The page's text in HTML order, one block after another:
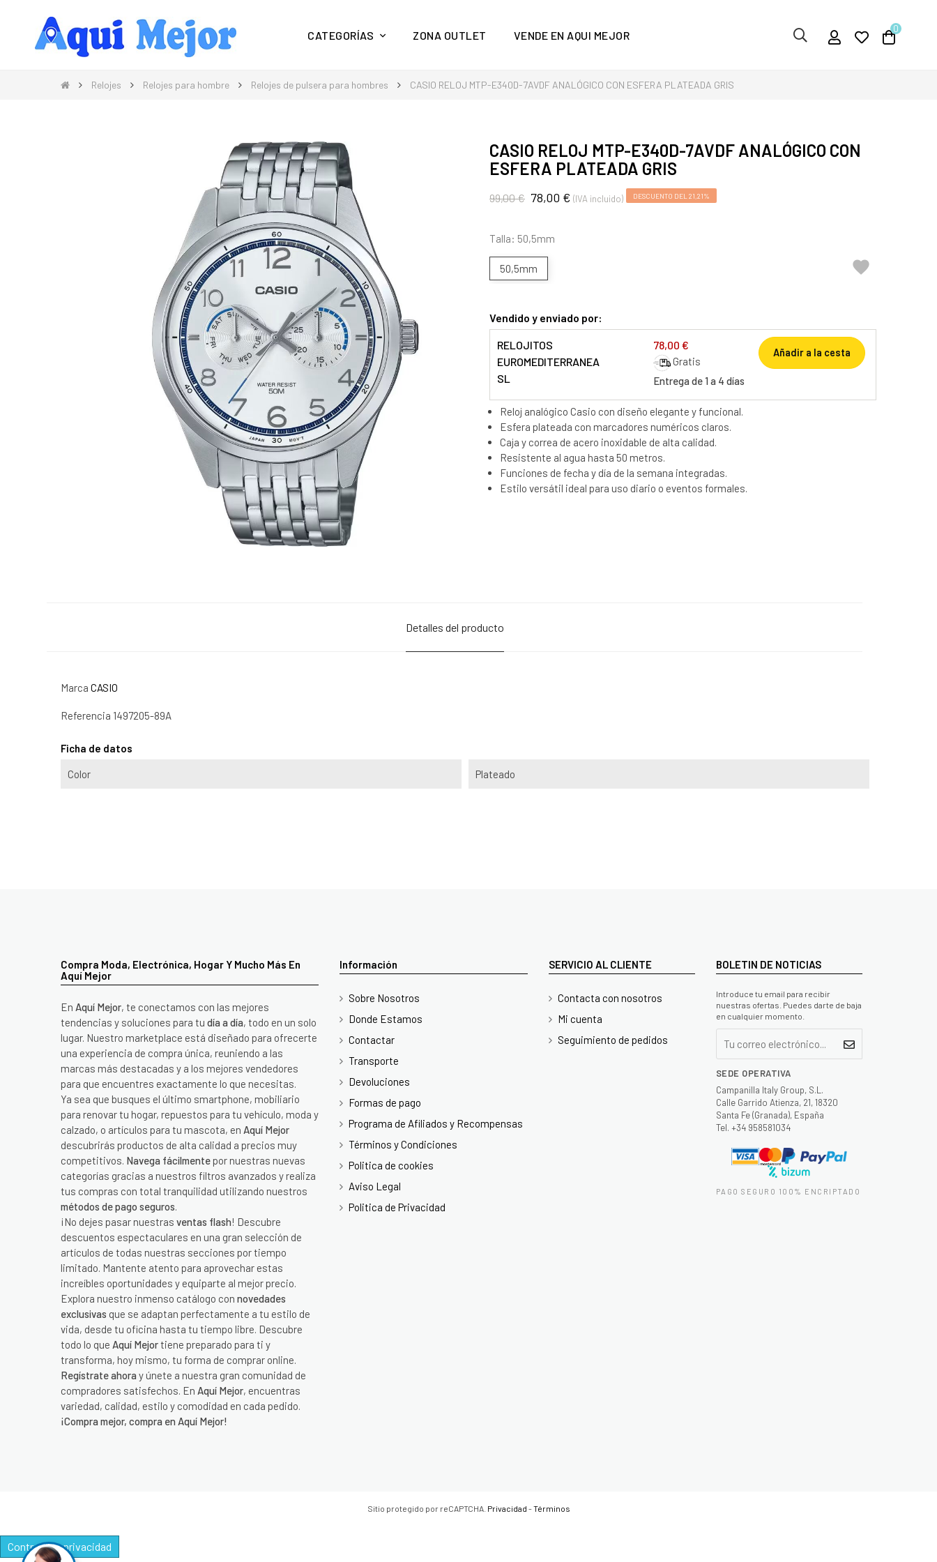
Compra Moda, Electrónica, Hogar y mucho más en Aquí Mejor
CATEGORÍAS ZONA OUTLET VENDE EN AQUI MEJOR 0
Relojes Relojes para hombre Relojes de pulsera para hombres CASIO RELOJ MTP-E340D-7AVDF ANALÓGICO CON ESFERA PLATEADA GRIS
CASIO RELOJ MTP-E340D-7AVDF ANALÓGICO CON
ESFERA PLATEADA GRIS
99,00 € 78,00 € (IVA incluido) DESCUENTO DEL 21,21%
Talla: 50,5mm
50,5mm 
Vendido y enviado por:
RELOJITOS
EUROMEDITERRANEA
SL
78,00 €
Gratis
Entrega de 1 a 4 días
Añadir a la cesta
Reloj analógico Casio con diseño elegante y funcional.
Esfera plateada con marcadores numéricos claros.
Caja y correa de acero inoxidable de alta calidad.
Resistente al agua hasta 50 metros.
Funciones de fecha y día de la semana integradas.
Estilo versátil ideal para uso diario o eventos formales.
Detalles del producto
Marca CASIO
Referencia 1497205-89A
Ficha de datos
Color Plateado
Compra Moda, Electrónica, Hogar Y Mucho Más En
Aquí Mejor
En Aquí Mejor, te conectamos con las mejores
tendencias y soluciones para tu día a día, todo en un solo
lugar. Nuestro marketplace está diseñado para ofrecerte
una experiencia de compra única, reuniendo a las
marcas más destacadas y a los mejores vendedores
para que encuentres exactamente lo que necesitas.
Ya sea que busques el último smartphone, mobiliario
para renovar tu hogar, repuestos para tu vehículo, moda y
calzado, o artículos para tu mascota, en Aquí Mejor
descubrirás productos de alta calidad a precios muy
competitivos. Navega fácilmente por nuestras nuevas
categorías gracias a nuestros filtros avanzados y realiza
tus compras con total tranquilidad utilizando nuestros
métodos de pago seguros.
¡No dejes pasar nuestras ventas flash! Descubre
descuentos espectaculares en una gran selección de
artículos de todas nuestras secciones por tiempo
limitado. Mantente atento para aprovechar estas
increíbles oportunidades y equiparte al mejor precio.
Explora nuestro inmenso catálogo con novedades
exclusivas que se adaptan perfectamente a tu estilo de
vida, desde tu oficina hasta tu tiempo libre. Descubre
todo lo que Aquí Mejortiene preparado para ti y
transforma, hoy mismo, tu forma de comprar online.
Regístrate ahora y únete a nuestra gran comunidad de
compradores satisfechos. En Aquí Mejor, encuentras
variedad, calidad, estilo y comodidad en cada pedido.
¡Compra mejor, compra en Aquí Mejor!
Información
Sobre Nosotros
Donde Estamos
Contactar
Transporte
Devoluciones
Formas de pago
Programa de Afiliados y Recompensas
Términos y Condiciones
Politica de cookies
Aviso Legal
Politica de Privacidad
SERVICIO AL CLIENTE
Contacta con nosotros
Mi cuenta
Seguimiento de pedidos
BOLETIN DE NOTICIAS
Introduce tu email para recibir
nuestras ofertas. Puedes darte de baja
en cualquier momento.
SEDE OPERATIVA
Campanilla Italy Group, S.L.
Calle Garrido Atienza, 21, 18320
Santa Fe (Granada), España
Tel. +34 958581034
PAGO SEGURO 100% ENCRIPTADO
Sitio protegido por reCAPTCHA. Privacidad -Términos
Controle su privacidad